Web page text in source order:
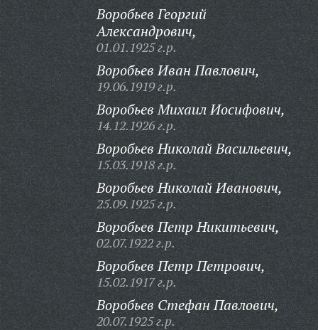
Воробьев Георгий
Александрович,
01.01.1925 г.р.
Воробьев Иван Павлович,
19.06.1919 г.р.
Воробьев Михаил Иосифович,
14.12.1926 г.р.
Воробьев Николай Васильевич,
15.03.1918 г.р.
Воробьев Николай Иванович,
25.09.1925 г.р.
Воробьев Петр Никитьевич,
02.07.1922 г.р.
Воробьев Петр Петрович,
15.02.1917 г.р.
Воробьев Стефан Павлович,
20.07.1925 г.р.